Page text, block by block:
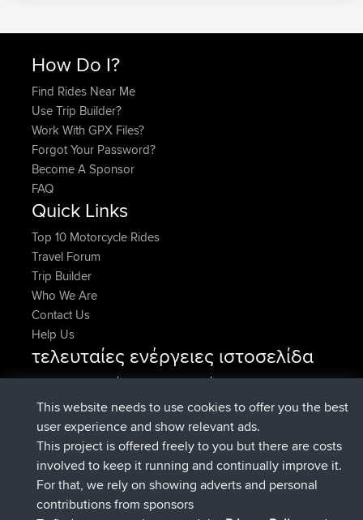
How Do I?
Find Rides Near Me
Use Trip Builder?
Work With GPX Files?
Forgot Your Password?
Become A Sponsor
FAQ
Quick Links
Top 10 Motorcycle Rides
Travel Forum
Trip Builder
Who We Are
Contact Us
Help Us
τελευταίες ενέργειες ιστοσελίδα
JakMartinσυνδέθηκε στοBBRΤώρα
TimoLiamσυνδέθηκε στοBBRΠριν από 1 hr, 54 min
helsinskyσυνδέθηκε στοBBRΠριν από 8 hrs, 39 min
ItzChaosσυνδέθηκε στοBBRΠριν από 12 hrs, 19 min
denerocharlesσυνδέθηκε στοBBRΠριν από 21 hrs,
20 min
TheMagusσυνδέθηκε στοBBR
This website needs to use cookies to offer you the best
user experience and show relevant ads.
This project is offered freely to you but there are costs
involved to keep it running and continually improve it.
For that, we rely on showing adverts and personal
contributions from sponsors